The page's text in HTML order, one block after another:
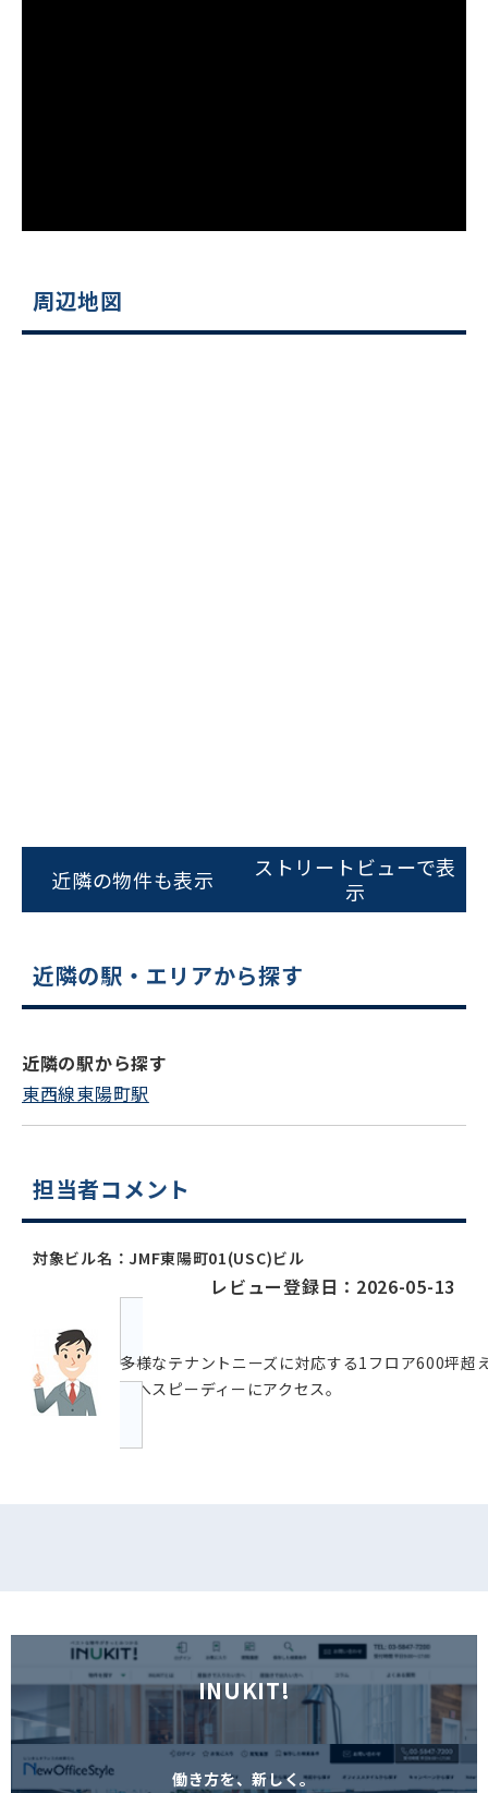
周辺地図
近隣の物件も表示
ストリートビューで表
示
近隣の駅・エリアから探す
近隣の駅から探す
東西線東陽町駅
担当者コメント
対象ビル名：JMF東陽町01(USC)ビル
レビュー登録日：2026-05-13
多様なテナントニーズに対応する1フロア600坪
地へスピーディーにアクセス。
INUKIT!
働き方を、新しく。